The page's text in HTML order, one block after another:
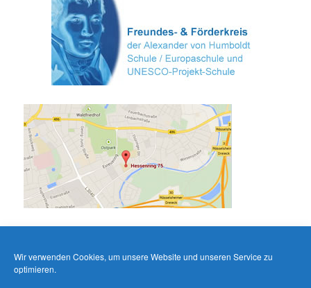
Wir verwenden Cookies, um unsere Website und unseren Service zu
optimieren.